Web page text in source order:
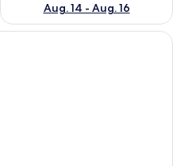
Aug. 14 - Aug. 16
Ein Hotelzimmer mit einem großen